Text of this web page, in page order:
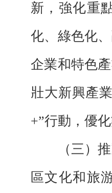
新，強化重
化、綠色化
企業和特色
壯大新興產
+”行動，優
（三）推
區文化和旅